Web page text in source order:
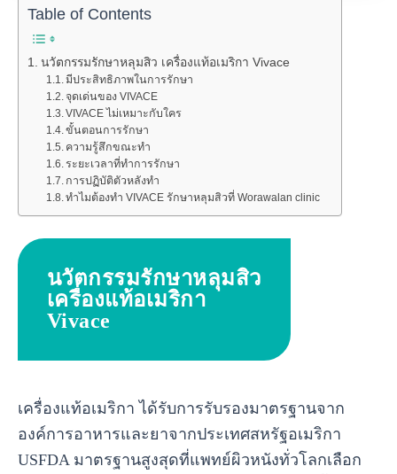
Table of Contents
นวัตกรรมรักษาหลุมสิว เครื่องแท้อเมริกา Vivace
มีประสิทธิภาพในการรักษา
จุดเด่นของ VIVACE
VIVACE ไม่เหมาะกับใคร
ขั้นตอนการรักษา
ความรู้สึกขณะทำ
ระยะเวลาที่ทำการรักษา
การปฏิบัติตัวหลังทำ
ทำไมต้องทำ VIVACE รักษาหลุมสิวที่ Worawalan clinic
นวัตกรรมรักษาหลุมสิว
เครื่องแท้อเมริกา
Vivace
เครื่องแท้อเมริกา ได้รับการรับรองมาตรฐานจาก
องค์การอาหารและยาจากประเทศสหรัฐอเมริกา
USFDA มาตรฐานสูงสุดที่แพทย์ผิวหนังทั่วโลกเลือก